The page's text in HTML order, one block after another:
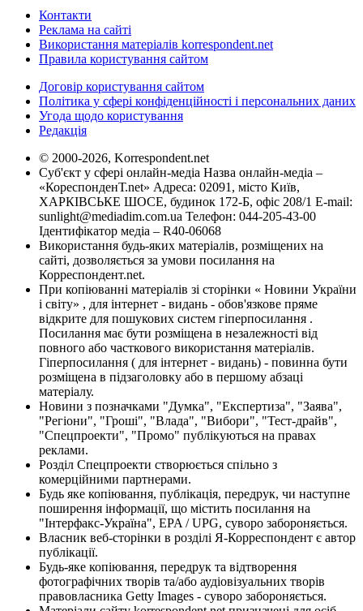
Контакти
Реклама на сайті
Використання матеріалів korrespondent.net
Правила користування сайтом
Договір користування сайтом
Політика у сфері конфіденційності і персональних даних
Угода щодо користування
Редакція
© 2000-2026, Korrespondent.net
Суб'єкт у сфері онлайн-медіа Назва онлайн-медіа –
«КореспонденТ.net» Адреса: 02091, місто Київ,
ХАРКІВСЬКЕ ШОСЕ, будинок 172-Б, офіс 208/1 E-mail:
sunlight@mediadim.com.ua Телефон: 044-205-43-00
Ідентифікатор медіа – R40-06068
Використання будь-яких матеріалів, розміщених на
сайті, дозволяється за умови посилання на
Корреспондент.net.
При копіюванні матеріалів зі сторінки « Новини України
і світу» , для інтернет - видань - обов'язкове пряме
відкрите для пошукових систем гіперпосилання .
Посилання має бути розміщена в незалежності від
повного або часткового використання матеріалів.
Гіперпосилання ( для інтернет - видань) - повинна бути
розміщена в підзаголовку або в першому абзаці
матеріалу.
Новини з позначками "Думка", "Експертиза", "Заява",
"Регіони", "Гроші", "Влада", "Вибори", "Тест-драйв",
"Спецпроекти", "Промо" публікуються на правах
реклами.
Розділ Спецпроекти створюється спільно з
комерційними партнерами.
Будь яке копіювання, публікація, передрук, чи наступне
поширення інформації, що містить посилання на
"Інтерфакс-Україна", EPA / UPG, суворо забороняється.
Власник веб-сторінки в розділі Я-Корреспондент є автор
публікації.
Будь-яке копіювання, передрук та відтворення
фотографічних творів та/або аудіовізуальних творів
правовласника Getty Images - суворо забороняється.